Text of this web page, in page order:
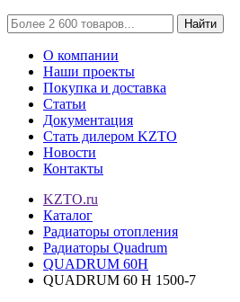
Найти
О компании
Наши проекты
Покупка и доставка
Статьи
Документация
Стать дилером KZTO
Новости
Контакты
KZTO.ru
Каталог
Радиаторы отопления
Радиаторы Quadrum
QUADRUM 60H
QUADRUM 60 H 1500-7